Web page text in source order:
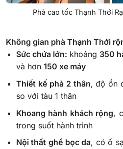
Phà cao tốc Thạnh Thới
Không gian phà Thạnh Thới
Sức chứa lớn: khoảng 350
và hơn 150 xe máy
Thiết kế phà 2 thân, độ ổn
so với tàu 1 thân
Khoang hành khách rộng,
trong suốt hành trình
Nội thất ghế bọc da, có ổ